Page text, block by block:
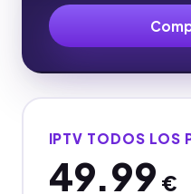
IPTV TODOS LOS
49.99 €